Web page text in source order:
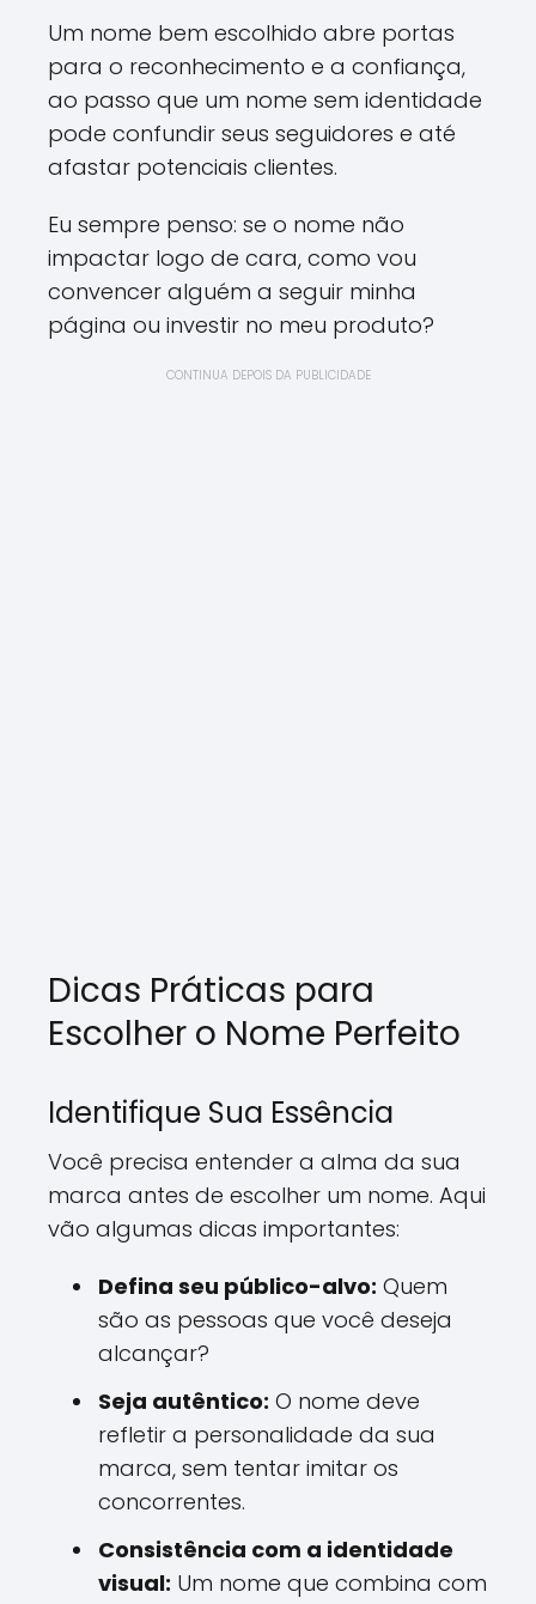
Um nome bem escolhido abre portas
para o reconhecimento e a confiança,
ao passo que um nome sem identidade
pode confundir seus seguidores e até
afastar potenciais clientes.
Eu sempre penso: se o nome não
impactar logo de cara, como vou
convencer alguém a seguir minha
página ou investir no meu produto?
CONTINUA DEPOIS DA PUBLICIDADE
Dicas Práticas para
Escolher o Nome Perfeito
Identifique Sua Essência
Você precisa entender a alma da sua
marca antes de escolher um nome. Aqui
vão algumas dicas importantes:
Defina seu público-alvo: Quem
são as pessoas que você deseja
alcançar?
Seja autêntico: O nome deve
refletir a personalidade da sua
marca, sem tentar imitar os
concorrentes.
Consistência com a identidade
visual: Um nome que combina com